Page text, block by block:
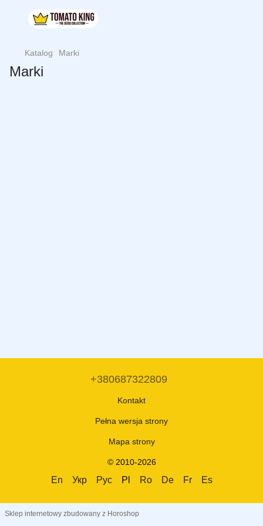
Katalog Marki
Marki
+380687322809
Kontakt
Pełna wersja strony
Mapa strony
© 2010-2026
En Укр Рус Pl Ro De Fr Es
Sklep internetowy zbudowany z Horoshop